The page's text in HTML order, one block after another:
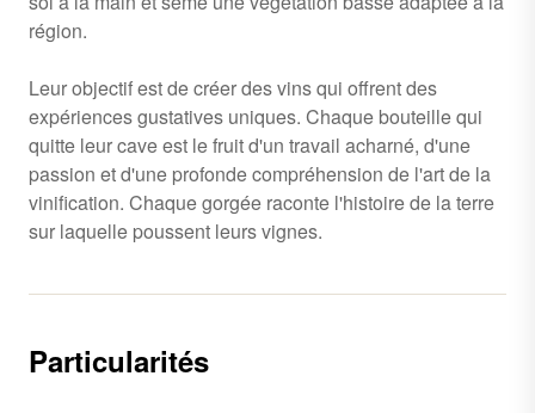
région.
Leur objectif est de créer des vins qui offrent des
expériences gustatives uniques. Chaque bouteille qui
quitte leur cave est le fruit d'un travail acharné, d'une
passion et d'une profonde compréhension de l'art de la
vinification. Chaque gorgée raconte l'histoire de la terre
sur laquelle poussent leurs vignes.
Particularités